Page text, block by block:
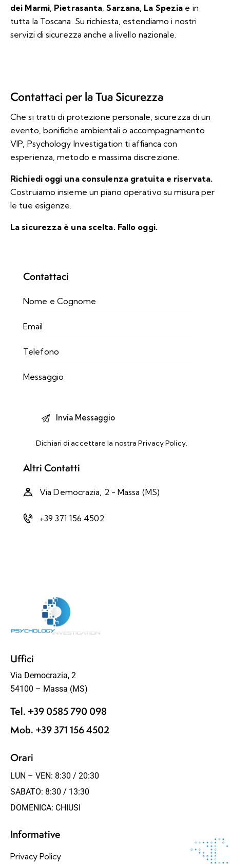
dei Marmi, Pietrasanta ,Sarzana La Spezia e in
tutta la Toscana. Su richiesta, estendiamo i nostri
servizi di sicurezza anche a livello nazionale.
Contattaci per la Tua Sicurezza
Che si tratti di protezione personale, sicurezza di un
evento, bonifiche ambientali o accompagnamento
VIP, Psychology Investigation ti affianca con
esperienza, metodo e massima discrezione.
Richiedi oggi una consulenza gratuita e riservata.
Costruiamo insieme un piano operativo su misura per
le tue esigenze.
La sicurezza è una scelta. Fallo oggi.
Contattaci
Dichiari di accettare la nostraPrivacy Policy.
Altri Contatti
Via Democrazia, 2 - Massa (MS)
+39 371 156 4502
Uffici
Via Democrazia, 2
54100 – Massa (MS)
Tel. +39 0585 790 098
Mob. +39 371 156 4502
Orari
LUN – VEN: 8:30 / 20:30
SABATO: 8:30 / 13:30
DOMENICA: CHIUSI
Informative
Privacy Policy